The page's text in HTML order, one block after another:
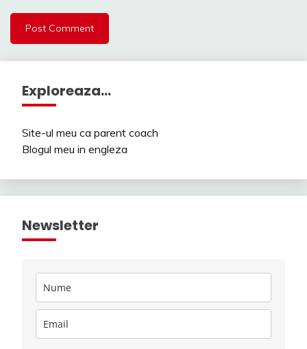
Exploreaza…
Site-ul meu ca parent coach
Blogul meu in engleza
Newsletter